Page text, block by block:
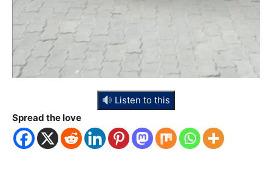
Listen to this
Spread the love